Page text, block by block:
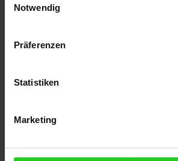
Notwendig
Präferenzen
Statistiken
Marketing
Das akkubetriebene Elektromesser
der ideale Begleiter, wo es gilt,
Edelstahl-Messer ist das Schneiden aller
Artikelnummer: 3093169000